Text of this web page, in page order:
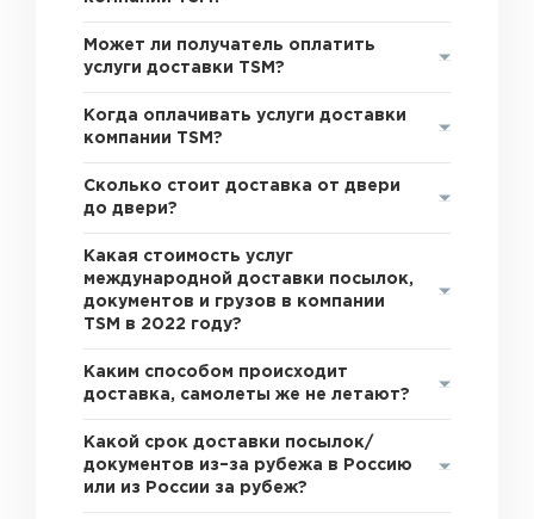
Может ли получатель оплатить
услуги доставки TSM?
Когда оплачивать услуги доставки
компании TSM?
Сколько стоит доставка от двери
до двери?
Какая стоимость услуг
международной доставки посылок,
документов и грузов в компании
TSM в 2022 году?
Каким способом происходит
доставка, самолеты же не летают?
Какой срок доставки посылок/
документов из–за рубежа в Россию
или из России за рубеж?